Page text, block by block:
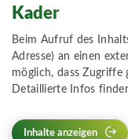
Kader
Beim Aufruf des
Adresse) an einen
möglich, dass Zugriffe
Detaillierte Infos
Inhalte anzeigen